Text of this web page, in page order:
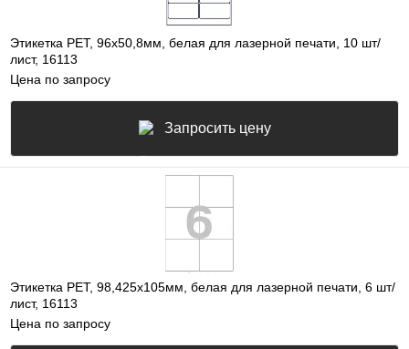
Этикетка PET, 96х50,8мм, белая для лазерной печати, 10 шт/
лист, 16113
Цена по запросу
Запросить цену
Этикетка PET, 98,425х105мм, белая для лазерной печати, 6 шт/
лист, 16113
Цена по запросу